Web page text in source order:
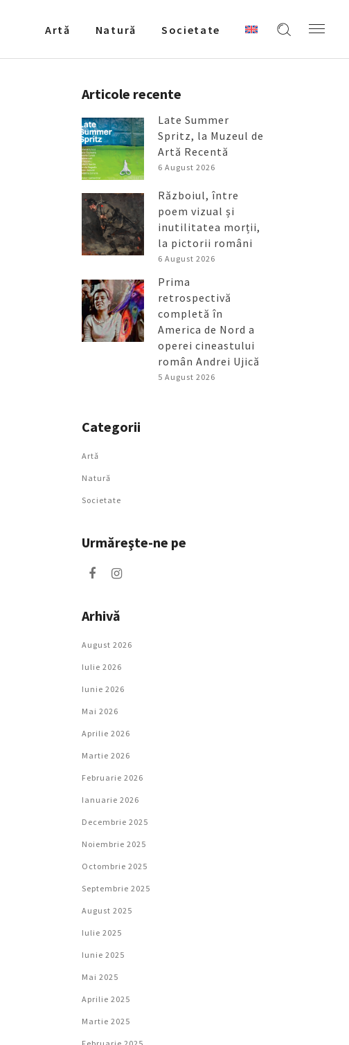
Artǎ Natură Societate
Articole recente
Late Summer
Spritz, la Muzeul de
Artă Recentă
6 August 2026
Războiul, între
poem vizual și
inutilitatea morții,
la pictorii români
6 August 2026
Prima
retrospectivă
completă în
America de Nord a
operei cineastului
român Andrei Ujică
5 August 2026
Categorii
Artǎ
Natură
Societate
Urmăreşte-ne pe
Arhivă
August 2026
Iulie 2026
Iunie 2026
Mai 2026
Aprilie 2026
Martie 2026
Februarie 2026
Ianuarie 2026
Decembrie 2025
Noiembrie 2025
Octombrie 2025
Septembrie 2025
August 2025
Iulie 2025
Iunie 2025
Mai 2025
Aprilie 2025
Martie 2025